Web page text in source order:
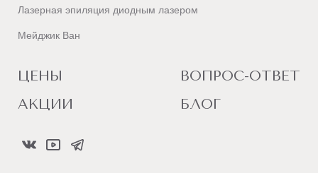
Лазерная эпиляция диодным лазером
Мейджик Ван
ЦЕНЫ
АКЦИИ
ВОПРОС-ОТВЕТ
БЛОГ